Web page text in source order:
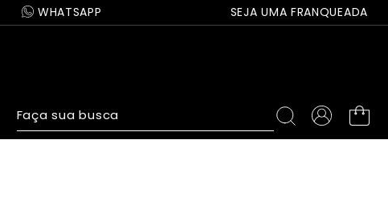
WHATSAPP SEJA UMA FRANQUEADA
Faça sua busca